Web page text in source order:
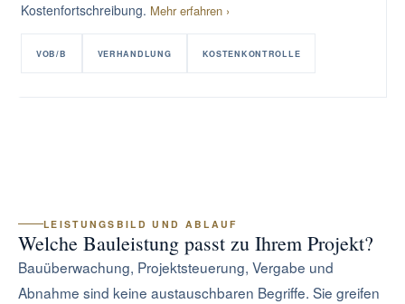
Kostenfortschreibung. Mehr erfahren ›
VOB/B VERHANDLUNG KOSTENKONTROLLE
LEISTUNGSBILD UND ABLAUF
Welche Bauleistung passt zu Ihrem Projekt?
Bauüberwachung, Projektsteuerung, Vergabe und
Abnahme sind keine austauschbaren Begriffe. Sie greifen